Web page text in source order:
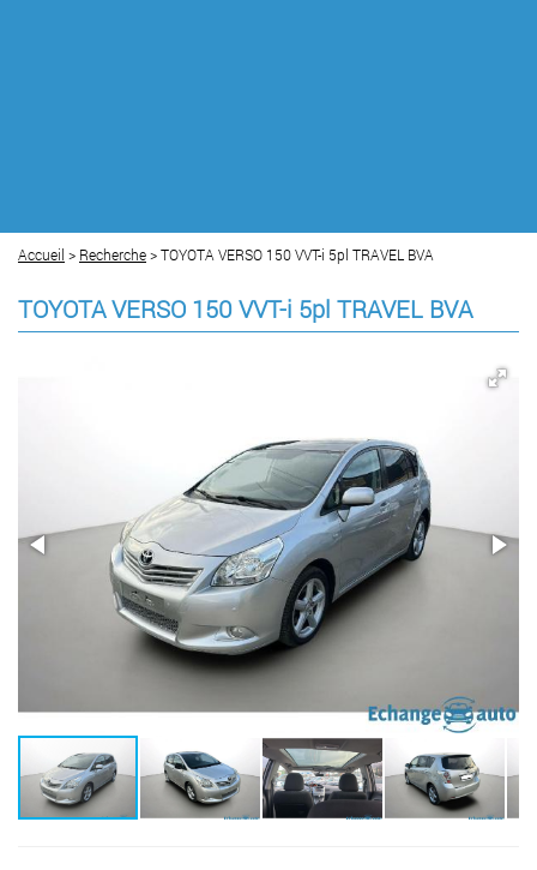
Accueil > Recherche> TOYOTA VERSO 150 VVT-i 5pl TRAVEL BVA
TOYOTA VERSO 150 VVT-i 5pl TRAVEL BVA